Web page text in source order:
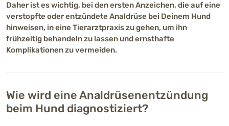
Daher ist es wichtig, bei den ersten Anzeichen, die auf eine
verstopfte oder entzündete Analdrüse bei Deinem Hund
hinweisen, in eine Tierarztpraxis zu gehen, um ihn
frühzeitig behandeln zu lassen und ernsthafte
Komplikationen zu vermeiden.
Wie wird eine Analdrüsenentzündung
beim Hund diagnostiziert?